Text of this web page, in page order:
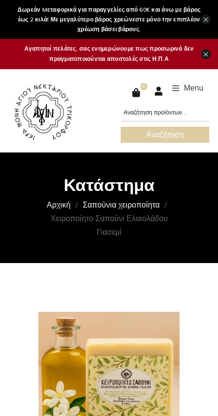
Δωρεάν Mεταφορικά για παραγγελίες από 60€ και άνω με βάρος
έως 2 κιλά! Με μεγαλύτερο βάρος χρεώνεστε μόνο την επιπλέον
χρέωση βάσει βάρους.
×
Αγαπητοί πελάτες, σας ενημερώνουμε πως προσωρινά δεν
πραγματοποιούνται αποστολές στις Η.Π.Α
×
0 Menu
Αναζήτηση
Κατάστημα
Αρχική
Σαπούνια χειροποίητα
Χειροποίητο Σαπούνι Ελαιολάδου
Γιασεμί